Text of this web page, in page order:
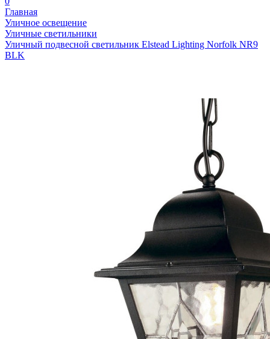
Главная
Уличное освещение
Уличные светильники
Уличный подвесной светильник Elstead Lighting Norfolk NR9
BLK